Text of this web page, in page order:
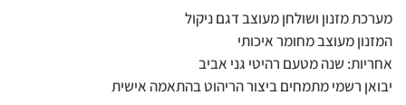
מערכת מזנון ושולחן מעוצב דגם ניקול
המזנון מעוצב מחומר איכותי
אחריות: שנה מטעם רהיטי גני אביב
יבואן רשמי מתמחים ביצור הריהוט בהתאמה אישית